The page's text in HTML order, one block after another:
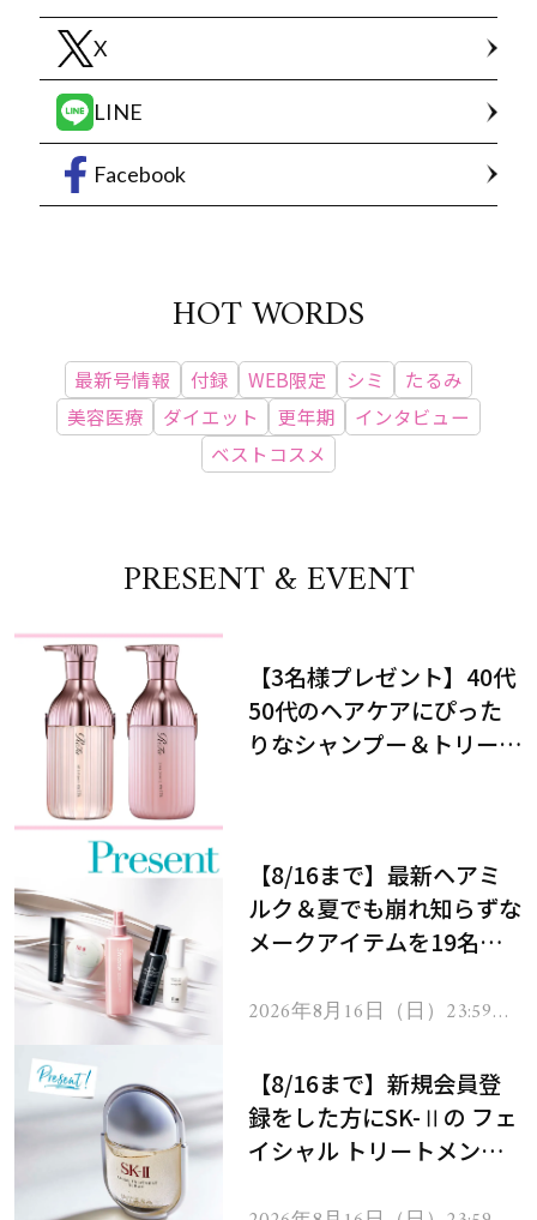
X
LINE
Facebook
HOT WORDS
最新号情報 付録 WEB限定 シミ
たるみ
美容医療
ダイエット 更年期
インタビュー
ベストコスメ
PRESENT & EVENT
【3名様プレゼント】40代
50代のヘアケアにぴった
りなシャンプー＆トリート
【8/16まで】最新ヘアミ
ルク＆夏でも崩れ知らずな
メークアイテムを19名様
2026年8月16日（日）23:59ま
【8/16まで】新規会員登
録をした方にSK-Ⅱの フェ
イシャル トリートメント